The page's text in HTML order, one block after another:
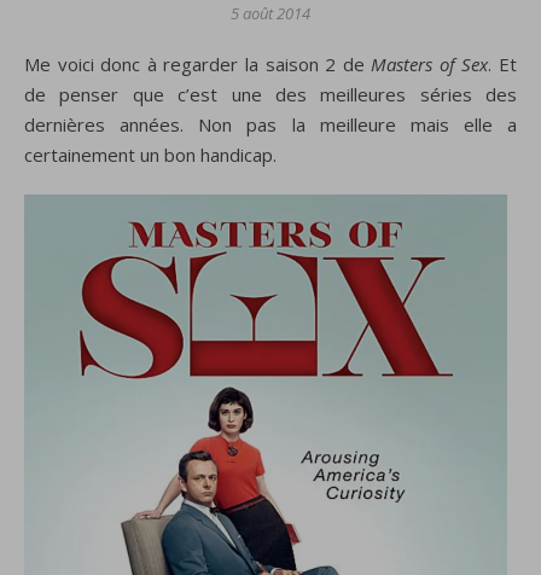
5 août 2014
Me voici donc à regarder la saison 2 de Masters of Sex. Et
de penser que c’est une des meilleures séries des
dernières années. Non pas la meilleure mais elle a
certainement un bon handicap.